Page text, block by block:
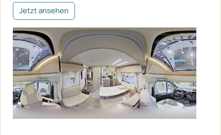
Jetzt ansehen